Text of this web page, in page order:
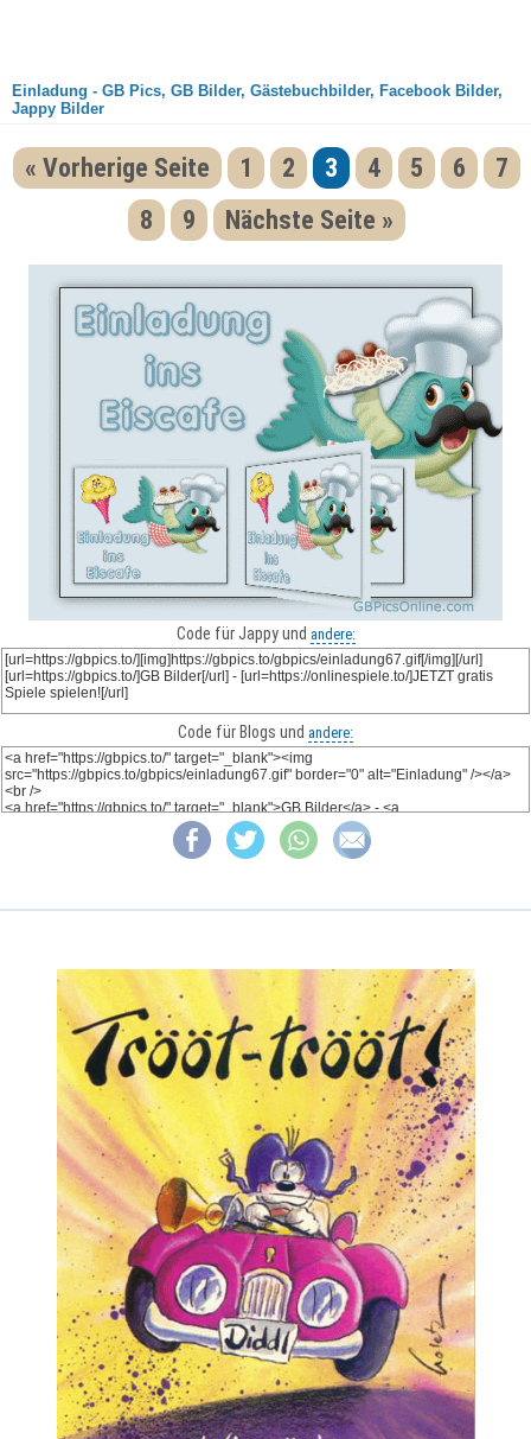
Einladung - GB Pics, GB Bilder, Gästebuchbilder, Facebook Bilder,
Jappy Bilder
« Vorherige Seite 1 2 3 4 5 6
7
8
9 Nächste Seite »
Code für Jappy und andere:
Code für Blogs und andere: